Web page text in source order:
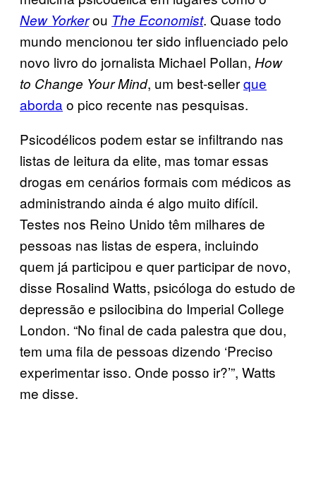
New Yorkerou The Economist. Quase todo
mundo mencionou ter sido influenciado pelo
novo livro do jornalista Michael Pollan, How
to Change Your Mind, um best-sellerque
aborda o pico recente nas pesquisas.
Psicodélicos podem estar se infiltrando nas
listas de leitura da elite, mas tomar essas
drogas em cenários formais com médicos as
administrando ainda é algo muito difícil.
Testes nos Reino Unido têm milhares de
pessoas nas listas de espera, incluindo
quem já participou e quer participar de novo,
disse Rosalind Watts, psicóloga do estudo de
depressão e psilocibina do Imperial College
London. “No final de cada palestra que dou,
tem uma fila de pessoas dizendo ‘Preciso
experimentar isso. Onde posso ir?’”, Watts
me disse.